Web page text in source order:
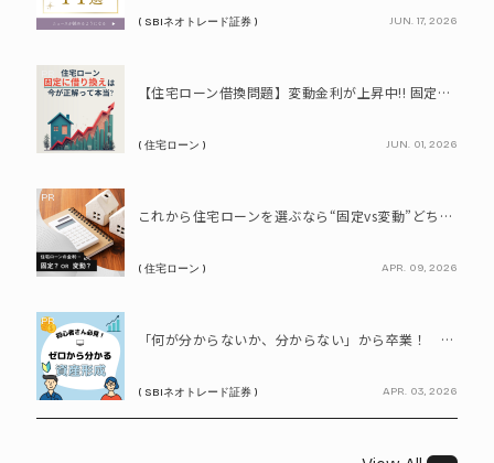
( SBIネオトレード証券 ) JUN. 17, 2026
【住宅ローン借換問題】変動金利が上昇中!! 固定に借り換えるなら今が正解って本当? シミュレーションで比較してみよう
( 住宅ローン ) JUN. 01, 2026
PR
これから住宅ローンを選ぶなら“固定vs変動”どちらが正解? 9割が利用したいと答えた「いま決めなくてもいい」ローンとは!?
( 住宅ローン ) APR. 09, 2026
PR
「何が分からないか、分からない」から卒業！ SBIネオトレード証券で学ぶ、はじめての資産形成
( SBIネオトレード証券 ) APR. 03, 2026